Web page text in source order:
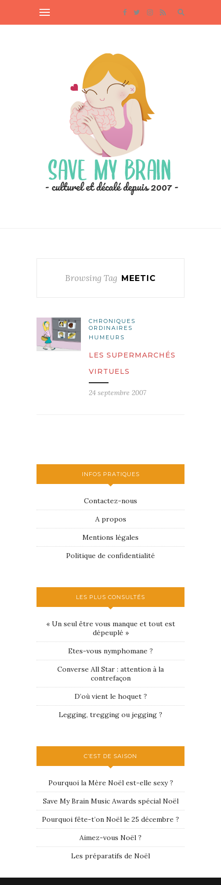
Browsing Tag MEETIC
CHRONIQUES
ORDINAIRES
HUMEURS
LES SUPERMARCHÉS
VIRTUELS
24 septembre 2007
INFOS PRATIQUES
Contactez-nous
A propos
Mentions légales
Politique de confidentialité
LES PLUS CONSULTÉS
« Un seul être vous manque et tout est
dépeuplé »
Etes-vous nymphomane ?
Converse All Star : attention à la
contrefaçon
D’où vient le hoquet ?
Legging, tregging ou jegging ?
C’EST DE SAISON
Pourquoi la Mère Noël est-elle sexy ?
Save My Brain Music Awards spécial Noël
Pourquoi fête-t’on Noël le 25 décembre ?
Aimez-vous Noël ?
Les préparatifs de Noël